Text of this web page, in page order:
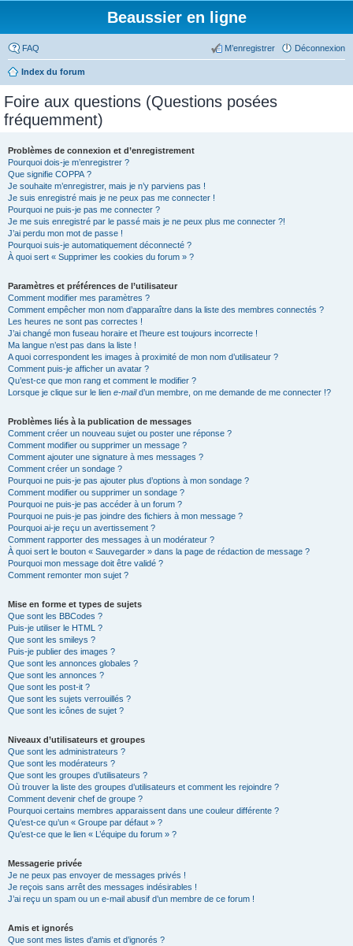
Beaussier en ligne
FAQ Déconnexion
M’enregistrer
Index du forum
Foire aux questions (Questions posées
fréquemment)
Problèmes de connexion et d’enregistrement
Pourquoi dois-je m’enregistrer ?
Que signifie COPPA ?
Je souhaite m’enregistrer, mais je n’y parviens pas !
Je suis enregistré mais je ne peux pas me connecter !
Pourquoi ne puis-je pas me connecter ?
Je me suis enregistré par le passé mais je ne peux plus me connecter ?!
J’ai perdu mon mot de passe !
Pourquoi suis-je automatiquement déconnecté ?
À quoi sert « Supprimer les cookies du forum » ?
Paramètres et préférences de l’utilisateur
Comment modifier mes paramètres ?
Comment empêcher mon nom d’apparaître dans la liste des membres connectés ?
Les heures ne sont pas correctes !
J’ai changé mon fuseau horaire et l’heure est toujours incorrecte !
Ma langue n’est pas dans la liste !
A quoi correspondent les images à proximité de mon nom d’utilisateur ?
Comment puis-je afficher un avatar ?
Qu’est-ce que mon rang et comment le modifier ?
Lorsque je clique sur le lien e-maild’un membre, on me demande de me connecter !?
Problèmes liés à la publication de messages
Comment créer un nouveau sujet ou poster une réponse ?
Comment modifier ou supprimer un message ?
Comment ajouter une signature à mes messages ?
Comment créer un sondage ?
Pourquoi ne puis-je pas ajouter plus d’options à mon sondage ?
Comment modifier ou supprimer un sondage ?
Pourquoi ne puis-je pas accéder à un forum ?
Pourquoi ne puis-je pas joindre des fichiers à mon message ?
Pourquoi ai-je reçu un avertissement ?
Comment rapporter des messages à un modérateur ?
À quoi sert le bouton « Sauvegarder » dans la page de rédaction de message ?
Pourquoi mon message doit être validé ?
Comment remonter mon sujet ?
Mise en forme et types de sujets
Que sont les BBCodes ?
Puis-je utiliser le HTML ?
Que sont les smileys ?
Puis-je publier des images ?
Que sont les annonces globales ?
Que sont les annonces ?
Que sont les post-it ?
Que sont les sujets verrouillés ?
Que sont les icônes de sujet ?
Niveaux d’utilisateurs et groupes
Que sont les administrateurs ?
Que sont les modérateurs ?
Que sont les groupes d’utilisateurs ?
Où trouver la liste des groupes d’utilisateurs et comment les rejoindre ?
Comment devenir chef de groupe ?
Pourquoi certains membres apparaissent dans une couleur différente ?
Qu’est-ce qu’un « Groupe par défaut » ?
Qu’est-ce que le lien « L’équipe du forum » ?
Messagerie privée
Je ne peux pas envoyer de messages privés !
Je reçois sans arrêt des messages indésirables !
J’ai reçu un spam ou un e-mail abusif d’un membre de ce forum !
Amis et ignorés
Que sont mes listes d’amis et d’ignorés ?